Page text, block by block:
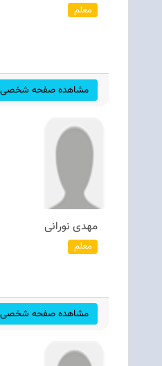
معلم
مشاهده صفحه شخصی
مهدی نورانی
معلم
مشاهده صفحه شخصی